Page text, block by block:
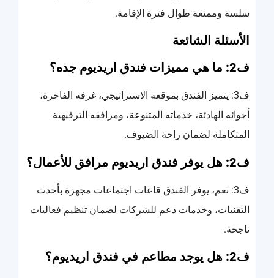
سلسة وممتعة طوال فترة الإقامة.
الأسئلة الشائعة
ف2: ما هي مميزات فندق اريديوم جده؟
ف3: يتميز الفندق بموقعه الاستراتيجي، غرفه الفاخرة،
أجوائه الهادئة، خدماته المتنوعة، ومرافقه الترفيهية
المتكاملة لضمان راحة الضيوف.
ف2: هل يوفر فندق اريديوم مرافق للأعمال؟
ف3: نعم، يوفر الفندق قاعات اجتماعات مجهزة بأحدث
التقنيات، وخدمات دعم للشركات لضمان تنظيم فعاليات
ناجحة.
ف2: هل يوجد مطاعم في فندق اريديوم؟